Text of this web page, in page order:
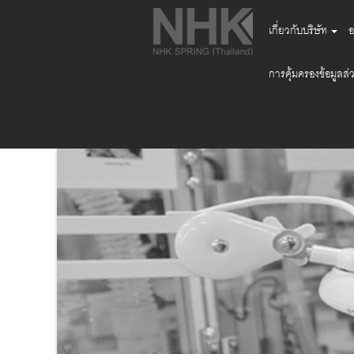
เกี่ยวกับบริษัท
การคุ้มครองข้อมูล